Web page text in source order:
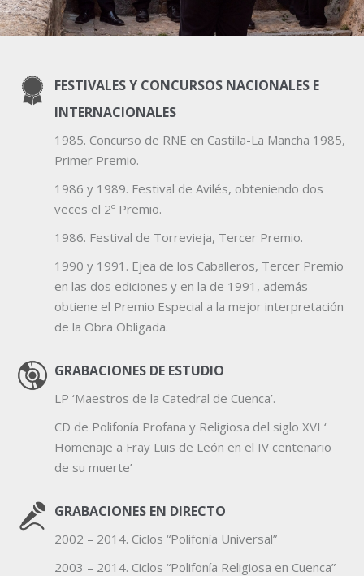
FESTIVALES Y CONCURSOS NACIONALES E
INTERNACIONALES
1985. Concurso de RNE en Castilla-La Mancha 1985,
Primer Premio.
1986 y 1989. Festival de Avilés, obteniendo dos
veces el 2º Premio.
1986. Festival de Torrevieja, Tercer Premio.
1990 y 1991. Ejea de los Caballeros, Tercer Premio
en las dos ediciones y en la de 1991, además
obtiene el Premio Especial a la mejor interpretación
de la Obra Obligada.
GRABACIONES DE ESTUDIO
LP ‘Maestros de la Catedral de Cuenca’.
CD de Polifonía Profana y Religiosa del siglo XVI ‘
Homenaje a Fray Luis de León en el IV centenario
de su muerte’
GRABACIONES EN DIRECTO
2002 – 2014. Ciclos “Polifonía Universal”
2003 – 2014. Ciclos “Polifonía Religiosa en Cuenca”